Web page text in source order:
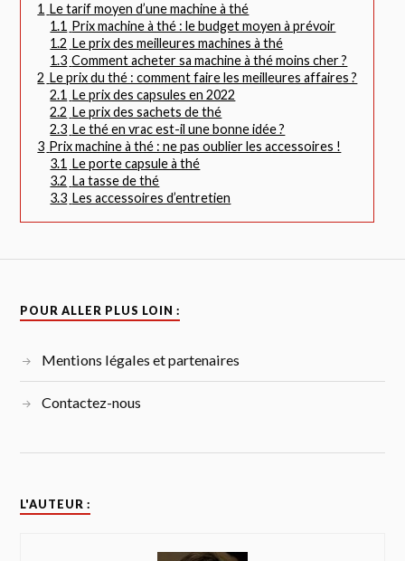
1 Le tarif moyen d’une machine à thé
1.1 Prix machine à thé : le budget moyen à prévoir
1.2 Le prix des meilleures machines à thé
1.3 Comment acheter sa machine à thé moins cher ?
2 Le prix du thé : comment faire les meilleures affaires ?
2.1 Le prix des capsules en 2022
2.2 Le prix des sachets de thé
2.3 Le thé en vrac est-il une bonne idée ?
3 Prix machine à thé : ne pas oublier les accessoires !
3.1 Le porte capsule à thé
3.2 La tasse de thé
3.3 Les accessoires d’entretien
POUR ALLER PLUS LOIN :
Mentions légales et partenaires
Contactez-nous
L'AUTEUR :